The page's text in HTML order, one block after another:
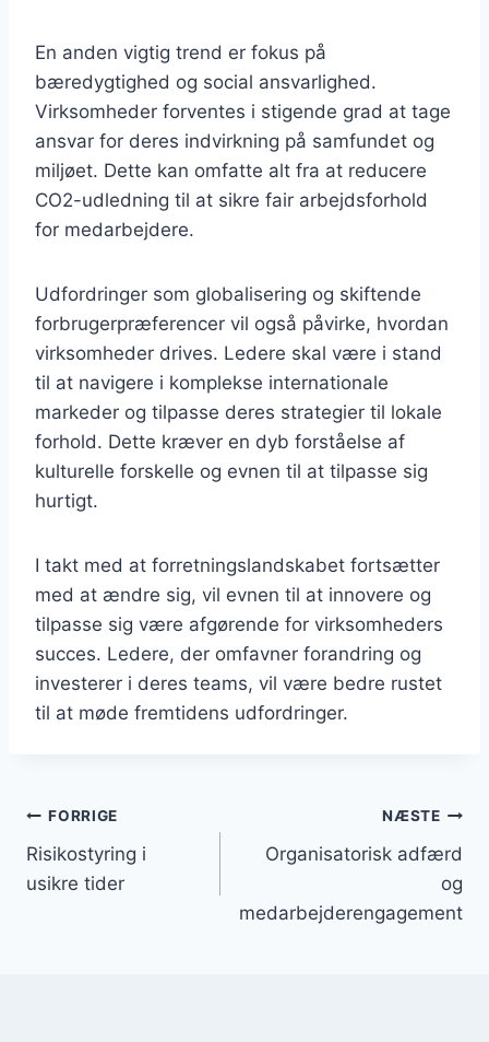
En anden vigtig trend er fokus på
bæredygtighed og social ansvarlighed.
Virksomheder forventes i stigende grad at tage
ansvar for deres indvirkning på samfundet og
miljøet. Dette kan omfatte alt fra at reducere
CO2-udledning til at sikre fair arbejdsforhold
for medarbejdere.
Udfordringer som globalisering og skiftende
forbrugerpræferencer vil også påvirke, hvordan
virksomheder drives. Ledere skal være i stand
til at navigere i komplekse internationale
markeder og tilpasse deres strategier til lokale
forhold. Dette kræver en dyb forståelse af
kulturelle forskelle og evnen til at tilpasse sig
hurtigt.
I takt med at forretningslandskabet fortsætter
med at ændre sig, vil evnen til at innovere og
tilpasse sig være afgørende for virksomheders
succes. Ledere, der omfavner forandring og
investerer i deres teams, vil være bedre rustet
til at møde fremtidens udfordringer.
Indlægsnavigation
FORRIGE
Risikostyring i
usikre tider
NÆSTE
Organisatorisk adfærd
og
medarbejderengagement